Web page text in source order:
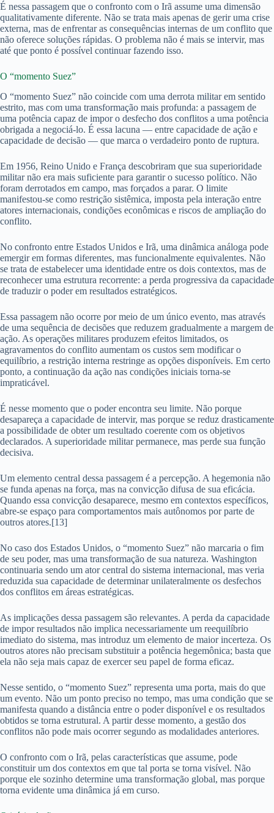
É nessa passagem que o confronto com o Irã assume uma dimensão
qualitativamente diferente. Não se trata mais apenas de gerir uma crise
externa, mas de enfrentar as consequências internas de um conflito que
não oferece soluções rápidas. O problema não é mais se intervir, mas
até que ponto é possível continuar fazendo isso.
O “momento Suez”
O “momento Suez” não coincide com uma derrota militar em sentido
estrito, mas com uma transformação mais profunda: a passagem de
uma potência capaz de impor o desfecho dos conflitos a uma potência
obrigada a negociá-lo. É essa lacuna — entre capacidade de ação e
capacidade de decisão — que marca o verdadeiro ponto de ruptura.
Em 1956, Reino Unido e França descobriram que sua superioridade
militar não era mais suficiente para garantir o sucesso político. Não
foram derrotados em campo, mas forçados a parar. O limite
manifestou-se como restrição sistêmica, imposta pela interação entre
atores internacionais, condições econômicas e riscos de ampliação do
conflito.
No confronto entre Estados Unidos e Irã, uma dinâmica análoga pode
emergir em formas diferentes, mas funcionalmente equivalentes. Não
se trata de estabelecer uma identidade entre os dois contextos, mas de
reconhecer uma estrutura recorrente: a perda progressiva da capacidade
de traduzir o poder em resultados estratégicos.
Essa passagem não ocorre por meio de um único evento, mas através
de uma sequência de decisões que reduzem gradualmente a margem de
ação. As operações militares produzem efeitos limitados, os
agravamentos do conflito aumentam os custos sem modificar o
equilíbrio, a restrição interna restringe as opções disponíveis. Em certo
ponto, a continuação da ação nas condições iniciais torna-se
impraticável.
É nesse momento que o poder encontra seu limite. Não porque
desapareça a capacidade de intervir, mas porque se reduz drasticamente
a possibilidade de obter um resultado coerente com os objetivos
declarados. A superioridade militar permanece, mas perde sua função
decisiva.
Um elemento central dessa passagem é a percepção. A hegemonia não
se funda apenas na força, mas na convicção difusa de sua eficácia.
Quando essa convicção desaparece, mesmo em contextos específicos,
abre-se espaço para comportamentos mais autônomos por parte de
outros atores.[13]
No caso dos Estados Unidos, o “momento Suez” não marcaria o fim
de seu poder, mas uma transformação de sua natureza. Washington
continuaria sendo um ator central do sistema internacional, mas veria
reduzida sua capacidade de determinar unilateralmente os desfechos
dos conflitos em áreas estratégicas.
As implicações dessa passagem são relevantes. A perda da capacidade
de impor resultados não implica necessariamente um reequilíbrio
imediato do sistema, mas introduz um elemento de maior incerteza. Os
outros atores não precisam substituir a potência hegemônica; basta que
ela não seja mais capaz de exercer seu papel de forma eficaz.
Nesse sentido, o “momento Suez” representa uma porta, mais do que
um evento. Não um ponto preciso no tempo, mas uma condição que se
manifesta quando a distância entre o poder disponível e os resultados
obtidos se torna estrutural. A partir desse momento, a gestão dos
conflitos não pode mais ocorrer segundo as modalidades anteriores.
O confronto com o Irã, pelas características que assume, pode
constituir um dos contextos em que tal porta se torna visível. Não
porque ele sozinho determine uma transformação global, mas porque
torna evidente uma dinâmica já em curso.